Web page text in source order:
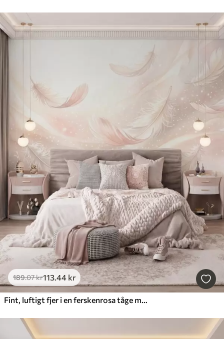
189.07kr113.44 kr
Fint, luftigt fjer i en ferskenrosa tåge med glans